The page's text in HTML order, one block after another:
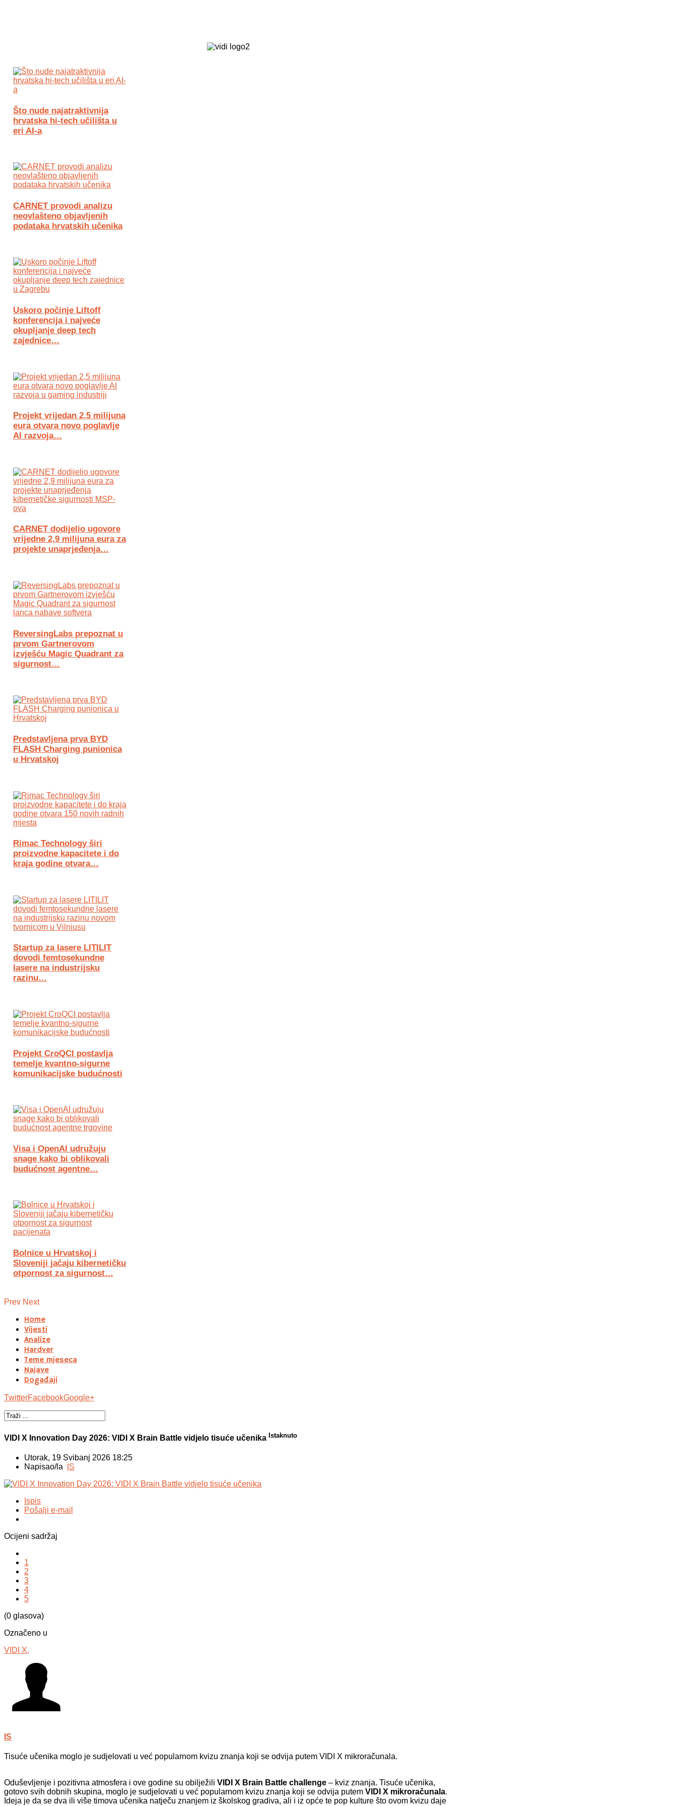
Što nude najatraktivnija
hrvatska hi-tech učilišta u
eri AI-a
CARNET provodi analizu
neovlašteno objavljenih
podataka hrvatskih učenika
Uskoro počinje Liftoff
konferencija i najveće
okupljanje deep tech
zajednice…
Projekt vrijedan 2,5 milijuna
eura otvara novo poglavlje
AI razvoja…
CARNET dodijelio ugovore
vrijedne 2,9 milijuna eura za
projekte unaprjeđenja…
ReversingLabs prepoznat u
prvom Gartnerovom
izvješću Magic Quadrant za
sigurnost…
Predstavljena prva BYD
FLASH Charging punionica
u Hrvatskoj
Rimac Technology širi
proizvodne kapacitete i do
kraja godine otvara…
Startup za lasere LITILIT
dovodi femtosekundne
lasere na industrijsku
razinu…
Projekt CroQCI postavlja
temelje kvantno-sigurne
komunikacijske budućnosti
Visa i OpenAI udružuju
snage kako bi oblikovali
budućnost agentne…
Bolnice u Hrvatskoj i
Sloveniji jačaju kibernetičku
otpornost za sigurnost…
Prev Next
Home
Vijesti
Analize
Hardver
Teme mjeseca
Najave
Događaji
TwitterFacebookGoogle+
VIDI X Innovation Day 2026: VIDI X Brain Battle vidjelo tisuće učenika Istaknuto
Utorak, 19 Svibanj 2026 18:25
Napisao/la
IS
Ispis
Pošalji e-mail
Ocijeni sadržaj
1
2
3
4
5
(0 glasova)
Označeno u
VIDI X,
IS
Tisuće učenika moglo je sudjelovati u već popularnom kvizu znanja koji se odvija putem VIDI X mikroračunala.
Oduševljenje i pozitivna atmosfera i ove godine su obilježili VIDI X Brain Battle challenge – kviz znanja. Tisuće učenika,
gotovo svih dobnih skupina, moglo je sudjelovati u već popularnom kvizu znanja koji se odvija putem VIDI X mikroračunala.
Ideja je da se dva ili više timova učenika natječu znanjem iz školskog gradiva, ali i iz opće te pop kulture što ovom kvizu daje